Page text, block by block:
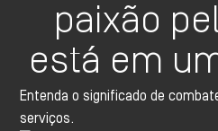
paixão
está em
Entenda o significado de
serviços.